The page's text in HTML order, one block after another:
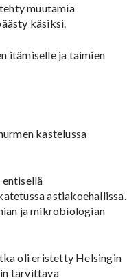
muutamia
käsiksi.
itämiselle ja taimien
kastelussa
astiakoehallissa.
ja mikrobiologian
oli eristetty Helsingin
tarvittava